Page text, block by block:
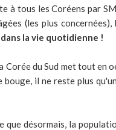
à tous les Coréens par
(les plus concernées),
la vie quotidienne !
du Sud met tout en
il ne reste plus
que désormais, la